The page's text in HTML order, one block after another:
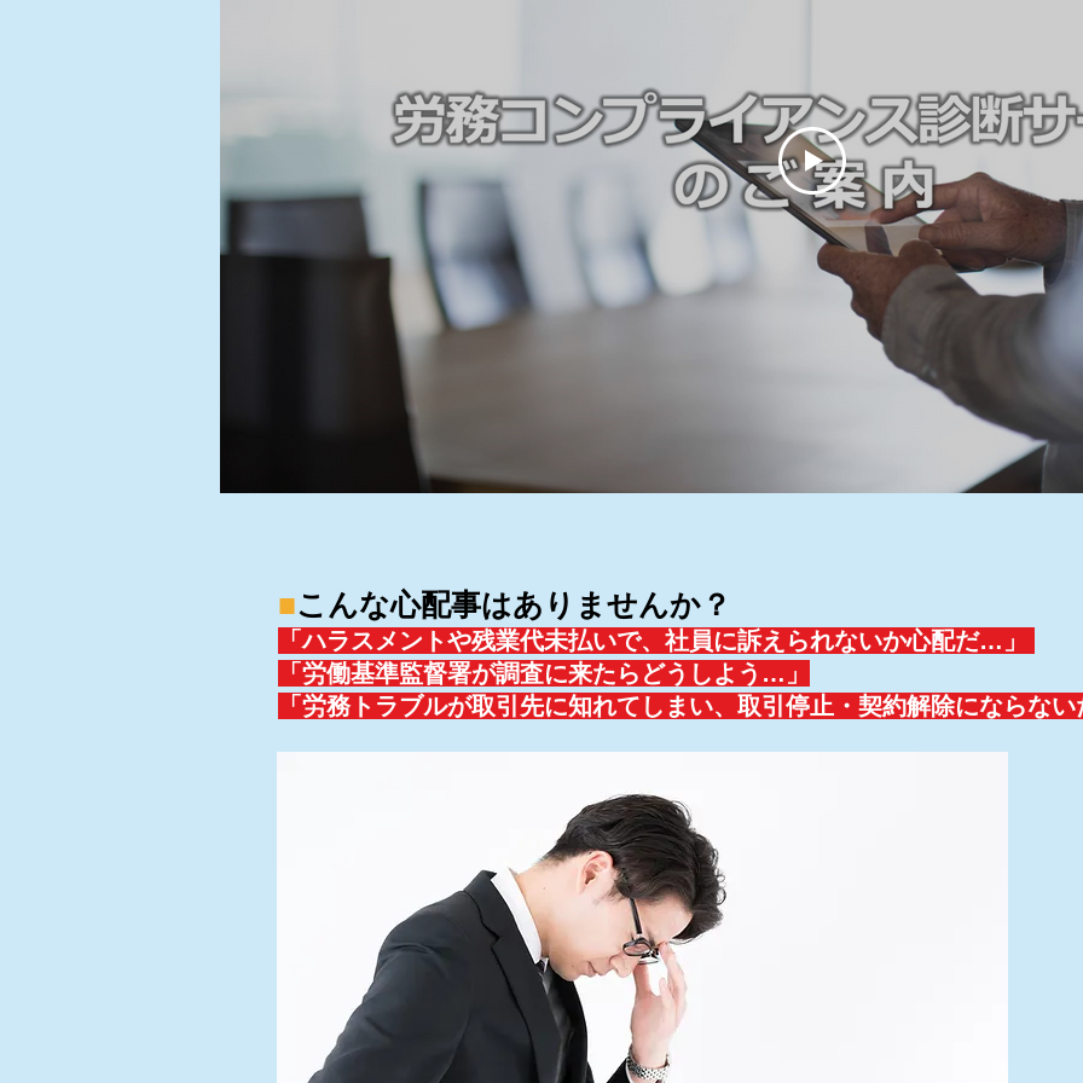
■こんな心配事はありませんか？
「ハラスメントや残業代未払いで、社員に訴えられないか心配だ…」
「労働基準監督署が調査に来たらどうしよう…」
「労務トラブルが取引先に知れてしまい、取引停止・契約解除にならない